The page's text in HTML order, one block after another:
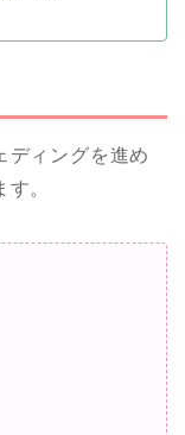
ディングを進め
。